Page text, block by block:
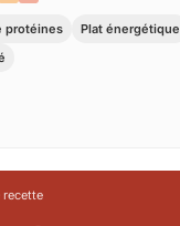
protéines Plat énergétique
recette